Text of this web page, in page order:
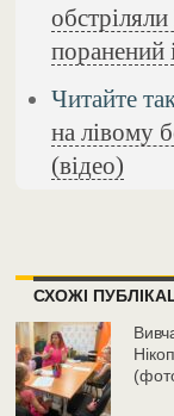
поранений
Читайте
на лівому
(відео)
СХОЖІ